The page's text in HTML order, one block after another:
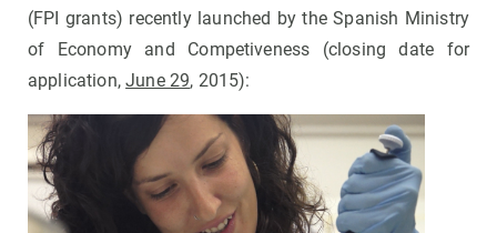
(FPI grants) recently launched by the Spanish Ministry
of Economy and Competiveness (closing date for
application,June 29, 2015):